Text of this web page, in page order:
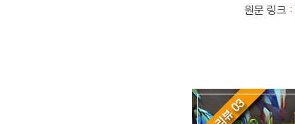
원문 링크 :